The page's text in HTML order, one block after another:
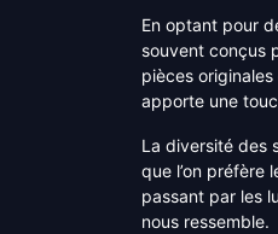
En optant pour
souvent conçus
pièces
apporte une
La diversité des
que l’on préfère
passant par les
nous ressemble.